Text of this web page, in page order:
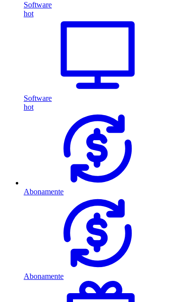
Software
hot
Software
hot
Abonamente
Abonamente